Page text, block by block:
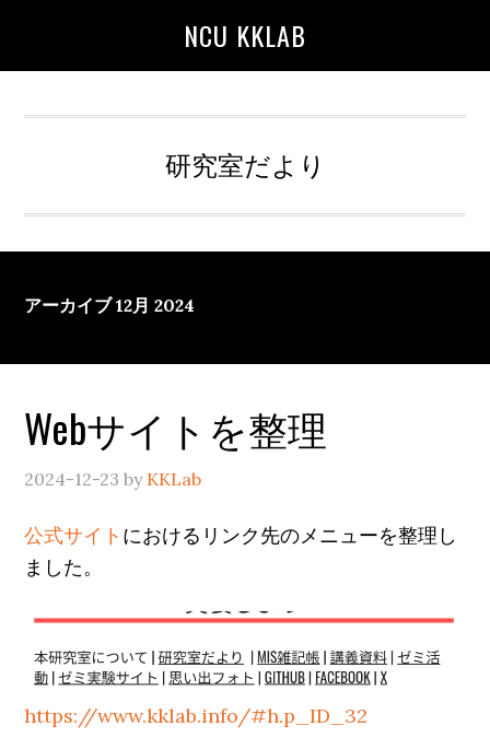
NCU KKLAB
研究室だより
アーカイブ 12月 2024
Webサイトを整理
2024-12-23 by KKLab
公式サイト におけるリンク先のメニューを整理し
ました。
https://www.kklab.info/#h.p_ID_32